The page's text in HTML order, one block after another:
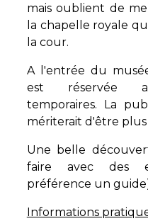
mais oublient de
la chapelle royale
la cour.
A l'entrée du
est réservée
temporaires. La
mériterait d'être
Une belle
faire avec des
préférence un
Informations